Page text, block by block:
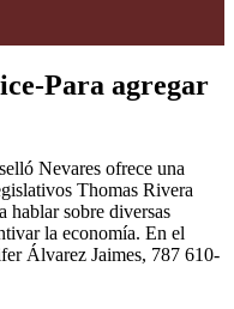
Para agregar
Nevares ofrece una
Thomas Rivera
hablar sobre diversas
la economía. En el
Álvarez Jaimes, 787 610-